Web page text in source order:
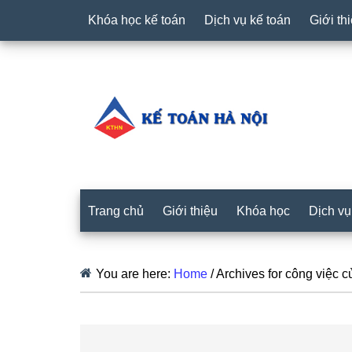
Khóa học kế toán Dịch vụ kế toán Giới
Trang chủ Giới thiệu Khóa học Dịch
You are here: Home /Archives for công việc